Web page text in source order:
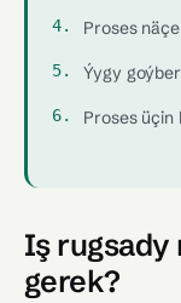
Proses
Ýygy
Proses üçin
Iş rugsady
gerek?